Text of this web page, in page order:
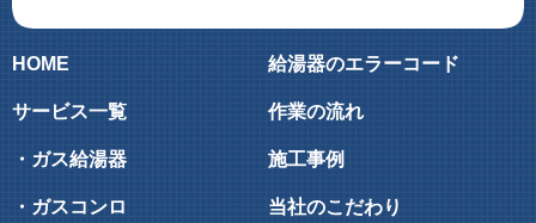
HOME
サービス一覧
・ガス給湯器
・ガスコンロ
給湯器のエラーコード
作業の流れ
施工事例
当社のこだわり